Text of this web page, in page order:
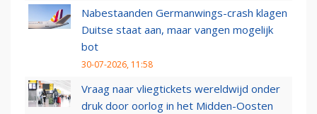
Nabestaanden Germanwings-crash klagen
Duitse staat aan, maar vangen mogelijk
bot
30-07-2026, 11:58
Vraag naar vliegtickets wereldwijd onder
druk door oorlog in het Midden-Oosten